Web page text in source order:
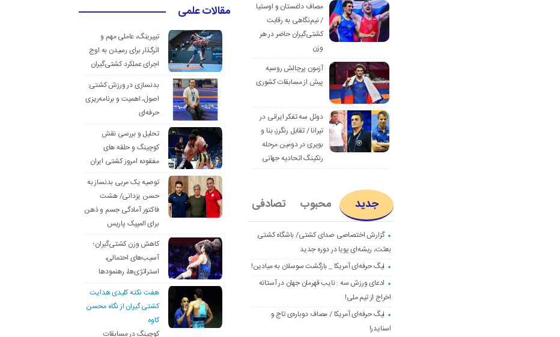
مصاف داغستان و اوستیا
/ نیم‌نگاهی به رقابت
کشتی‌گیران حاضر در هر
وزن
آزمون پرچالش روسیه
پیش از مسابقات کشوری
دوئل سه تفکر ایرانی در
تیرانا / تقابل رنگرز، بنا و
بویری در دومین مرحله
رنکینگ اتحادیه جهانی
جدید محبوب تصادفی
گزارش اختصاصی صدای کشتی/ باشگاه کشتی
بعثت، ریشه‌ای پویا در دوره جدید
لیگ حرفه‌ای آمریکا _ بازگشت سوسلان به میادین!
ادعای ورزش سه : نایب قهرمان جهان در آستانه
اخراج از تیم ملی!
لیگ حرفه‌ای آمریکا / مصاف دوباره‌ی تاج و
اسنایدر!
مقالات علمی
تیپرینگ، عاملی مهم و
اثرگذار برای رسیدن به اوج
اجرای عملکرد کشتی‌گیران
بدنسازی در ورزش کشتی:
اصول، اهمیت و برنامه‌ریزی
حرفه‌ای
تحلیل و بررسی نقش
کوچینگ و حلقه های
مفقوده امروز کشتی ایران
توصیه یک مربی بدنساز به
حسن یزدانی/ هشت
فاکتور آمادگی جسم و ذهن
برای المپیک پاریس
کاهش وزن کشتی‌گیران؛
آسیب‌های احتمالی،
استراتژی‌ها، رهنمودها
هفت نکته کلیدی هدایت
کشتی گیران از نگاه محسن
کاوه
کوچینگ در مسابقات